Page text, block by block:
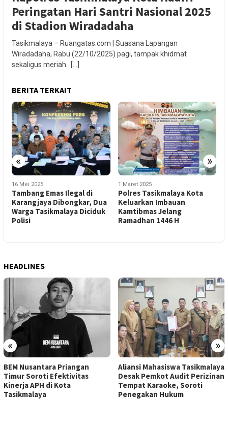
Peringatan Hari Santri Nasional 2025
di Stadion Wiradadaha
Tasikmalaya – Ruangatas.com | Suasana Lapangan
Wiradadaha, Rabu (22/10/2025) pagi, tampak khidmat
sekaligus meriah. […]
BERITA TERKAIT
« »
16 Mei 2025
Tambang Emas Ilegal di
Karangjaya Dibongkar, Dua
Warga Tasikmalaya Diciduk
Polisi
1 Maret 2025
Polres Tasikmalaya Kota
Keluarkan Imbauan
Kamtibmas Jelang
Ramadhan 1446 H
HEADLINES
« »
BEM Nusantara Priangan
Timur Soroti Efektivitas
Kinerja APH di Kota
Tasikmalaya
Aliansi Mahasiswa Tasikmalaya
Desak Pemkot Audit Perizinan
Tempat Karaoke, Soroti
Penegakan Hukum